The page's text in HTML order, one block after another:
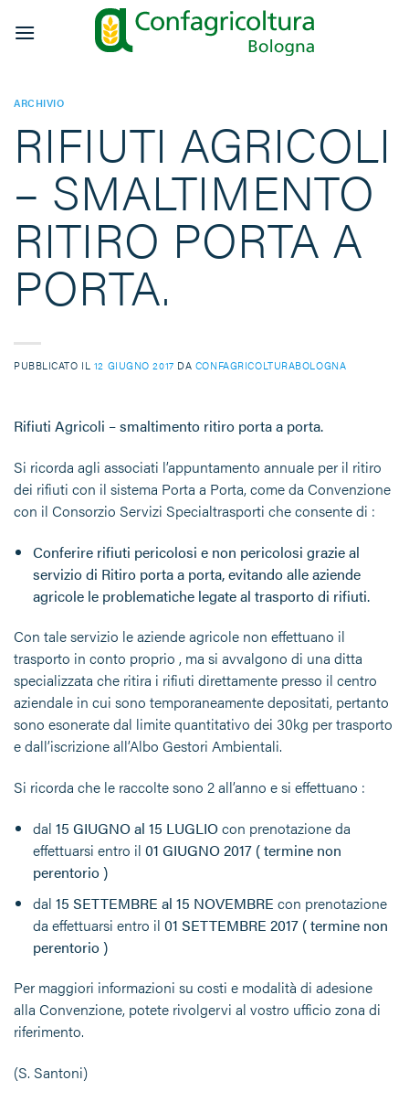
ARCHIVIO
RIFIUTI AGRICOLI
– SMALTIMENTO
RITIRO PORTA A
PORTA.
PUBBLICATO IL 12 GIUGNO 2017 DA CONFAGRICOLTURABOLOGNA
Rifiuti Agricoli – smaltimento ritiro porta a porta.
Si ricorda agli associati l’appuntamento annuale per il ritiro
dei rifiuti con il sistema Porta a Porta, come da Convenzione
con il Consorzio Servizi Specialtrasporti che consente di :
Conferire rifiuti pericolosi e non pericolosi grazie al
servizio di Ritiro porta a porta, evitando alle aziende
agricole le problematiche legate al trasporto di rifiuti.
Con tale servizio le aziende agricole non effettuano il
trasporto in conto proprio , ma si avvalgono di una ditta
specializzata che ritira i rifiuti direttamente presso il centro
aziendale in cui sono temporaneamente depositati, pertanto
sono esonerate dal limite quantitativo dei 30kg per trasporto
e dall’iscrizione all’Albo Gestori Ambientali.
Si ricorda che le raccolte sono 2 all’anno e si effettuano :
dal 15 GIUGNO al 15 LUGLIOcon prenotazione da
effettuarsi entro il 01 GIUGNO 2017 ( termine non
perentorio )
dal 15 SETTEMBRE al 15 NOVEMBRE con prenotazione
da effettuarsi entro il 01 SETTEMBRE 2017 ( termine non
perentorio )
Per maggiori informazioni su costi e modalità di adesione
alla Convenzione, potete rivolgervi al vostro ufficio zona di
riferimento.
(S. Santoni)